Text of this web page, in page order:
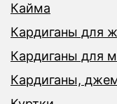
Кайма
Кардиганы для
Кардиганы для
Кардиганы,